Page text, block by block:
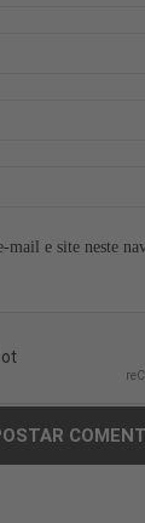
mail e site neste